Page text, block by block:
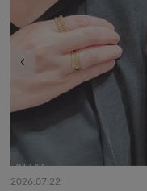
2026.07.22
前の画像